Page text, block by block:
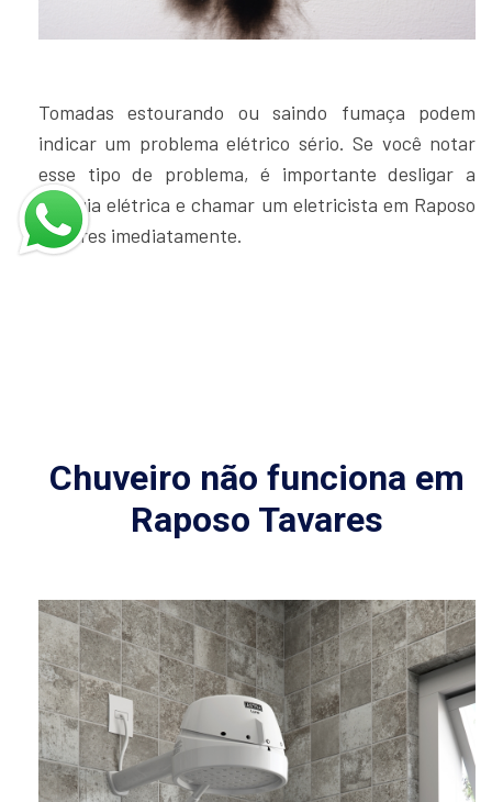
Tomadas estourando ou saindo fumaça podem
indicar um problema elétrico sério. Se você notar
esse tipo de problema, é importante desligar a
energia elétrica e chamar um eletricista em Raposo
Tavares imediatamente.
Chuveiro não funciona em
Raposo Tavares